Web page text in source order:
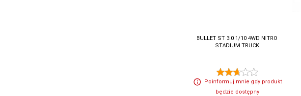
BULLET ST 3.0 1/10 4WD NITRO
STADIUM TRUCK
Poinformuj mnie gdy produkt
będzie dostępny